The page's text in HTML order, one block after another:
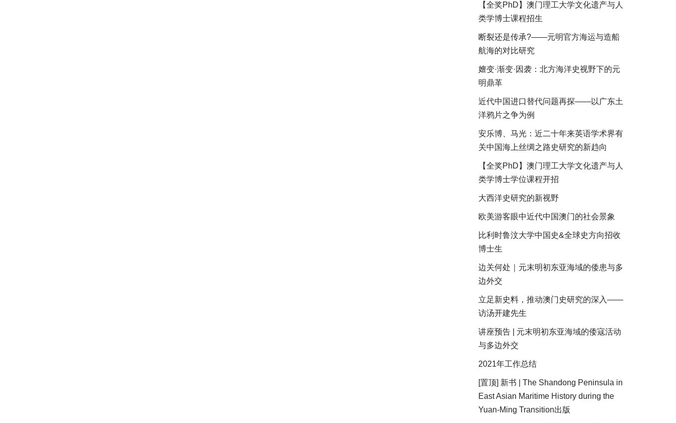
【全奖PhD】澳门理工大学文化遗产与人
类学博士课程招生
断裂还是传承?——元明官方海运与造船
航海的对比研究
嬗变·渐变·因袭：北方海洋史视野下的元
明鼎革
近代中国进口替代问题再探——以广东土
洋鸦片之争为例
安乐博、马光：近二十年来英语学术界有
关中国海上丝绸之路史研究的新趋向
【全奖PhD】澳门理工大学文化遗产与人
类学博士学位课程开招
大西洋史研究的新视野
欧美游客眼中近代中国澳门的社会景象
比利时鲁汶大学中国史&全球史方向招收
博士生
边关何处｜元末明初东亚海域的倭患与多
边外交
立足新史料，推动澳门史研究的深入——
访汤开建先生
讲座预告 | 元末明初东亚海域的倭寇活动
与多边外交
2021年工作总结
[置顶] 新书 | The Shandong Peninsula in
East Asian Maritime History during the
Yuan-Ming Transition出版